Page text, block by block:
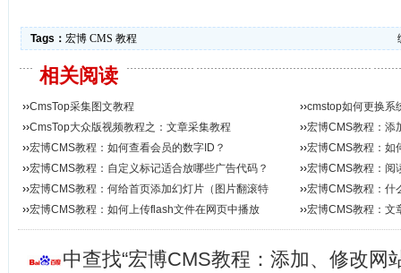
Tags： 宏博 CMS 教程
相关阅读
››CmsTop采集图文教程 ››cmstop如何更换系
››CmsTop大众版视频教程之：文章采集教程 ››宏博CMS教程：添
加...
››宏博CMS教程：如何查看会员的数字ID？ ››宏博CMS教程：如
››宏博CMS教程：自定义标记适合放哪些广告代码？ ››宏博CMS教程：阅
性...
››宏博CMS教程：何给首页添加幻灯片（图片翻滚特
效）...
››宏博CMS教程：什
››宏博CMS教程：如何上传flash文件在网页中播放 ››宏博CMS教程：文
么...
中查找“宏博CMS教程：添加、修改网